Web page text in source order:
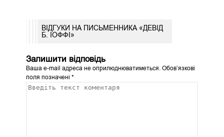
ВІДГУКИ НА ПИСЬМЕННИКА «ДЕВІД
Б. ІОФФІ»
Залишити відповідь
Ваша e-mail адреса не оприлюднюватиметься.Обов’язкові
поля позначені *